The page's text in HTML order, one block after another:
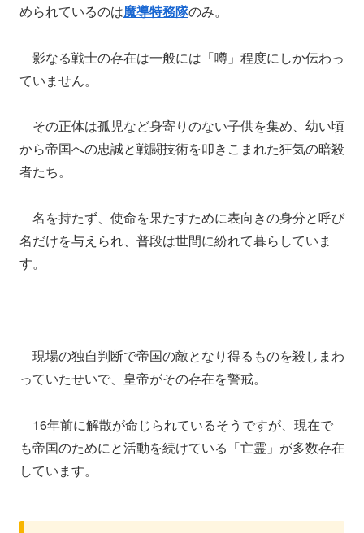
められているのは魔導特務隊のみ。
影なる戦士の存在は一般には「噂」程度にしか伝わっ
ていません。
その正体は孤児など身寄りのない子供を集め、幼い頃
から帝国への忠誠と戦闘技術を叩きこまれた狂気の暗殺
者たち。
名を持たず、使命を果たすために表向きの身分と呼び
名だけを与えられ、普段は世間に紛れて暮らしていま
す。
現場の独自判断で帝国の敵となり得るものを殺しまわ
っていたせいで、皇帝がその存在を警戒。
16年前に解散が命じられているそうですが、現在で
も帝国のためにと活動を続けている「亡霊」が多数存在
しています。